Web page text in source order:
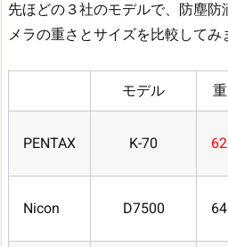
先ほどの３社のモデルで、防塵防
メラの重さとサイズを比較してみ
モデル
PENTAX K-70
Nicon D7500